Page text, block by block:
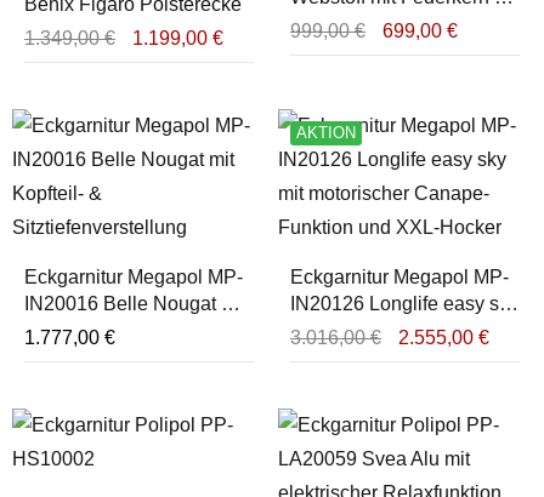
Benix Figaro Polsterecke
1.349,00€ 1.199,00 €
Kissen
999,00€ 699,00 €
Eckgarnitur Megapol MP-
IN20016 Belle Nougat mit
Kopfteil- &
Sitztiefenverstellung
1.777,00 €
AKTION
Eckgarnitur Megapol MP-
IN20126 Longlife easy sky
mit Relaxfunktionen
3.016,00€ 2.555,00 €